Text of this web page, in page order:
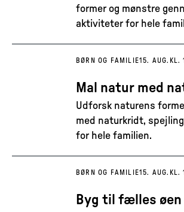
former og mønstre
aktiviteter for hele
BØRN OG FAMILIE15. AUG. KL.
Mal natur med
Udforsk naturens
med naturkridt,
for hele familien.
BØRN OG FAMILIE15. AUG. KL.
Byg til fælles øen